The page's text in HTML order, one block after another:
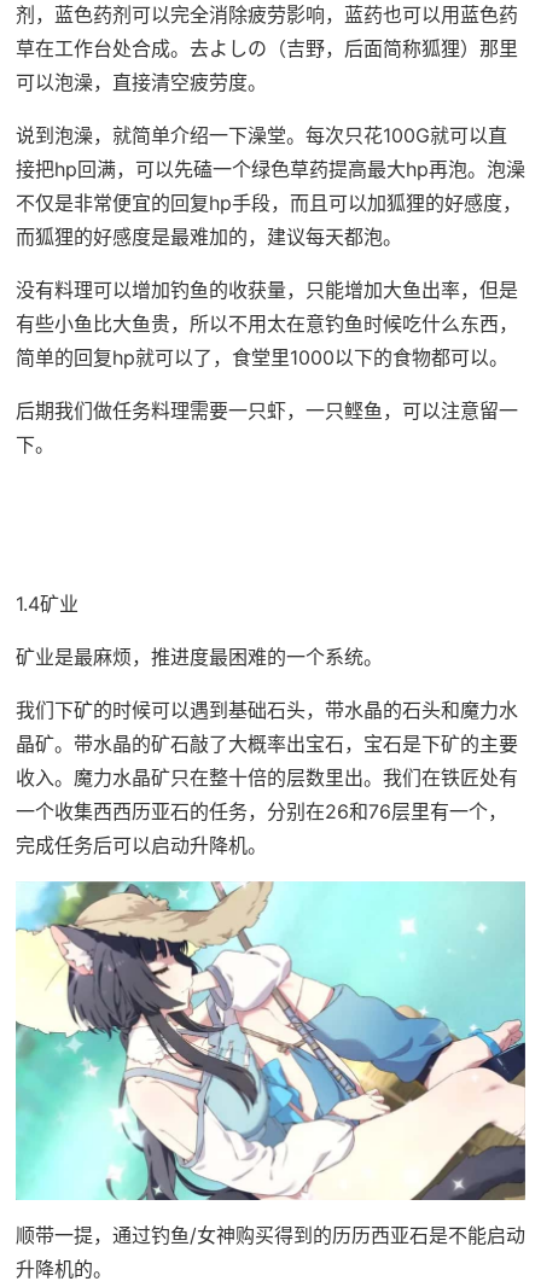
剂，蓝色药剂可以完全消除疲劳影响，蓝药也可以用蓝色药
草在工作台处合成。去よしの（吉野，后面简称狐狸）那里
可以泡澡，直接清空疲劳度。
说到泡澡，就简单介绍一下澡堂。每次只花100G就可以直
接把hp回满，可以先磕一个绿色草药提高最大hp再泡。泡澡
不仅是非常便宜的回复hp手段，而且可以加狐狸的好感度，
而狐狸的好感度是最难加的，建议每天都泡。
没有料理可以增加钓鱼的收获量，只能增加大鱼出率，但是
有些小鱼比大鱼贵，所以不用太在意钓鱼时候吃什么东西，
简单的回复hp就可以了，食堂里1000以下的食物都可以。
后期我们做任务料理需要一只虾，一只鲣鱼，可以注意留一
下。
1.4矿业
矿业是最麻烦，推进度最困难的一个系统。
我们下矿的时候可以遇到基础石头，带水晶的石头和魔力水
晶矿。带水晶的矿石敲了大概率出宝石，宝石是下矿的主要
收入。魔力水晶矿只在整十倍的层数里出。我们在铁匠处有
一个收集西西历亚石的任务，分别在26和76层里有一个，
完成任务后可以启动升降机。
顺带一提，通过钓鱼/女神购买得到的历历西亚石是不能启动
升降机的。